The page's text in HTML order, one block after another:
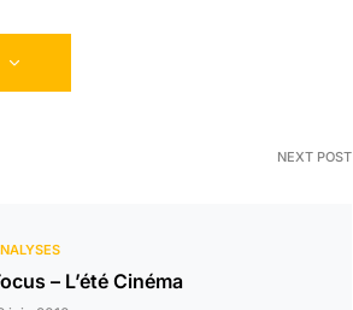
NEXT POST
– L’été Cinéma